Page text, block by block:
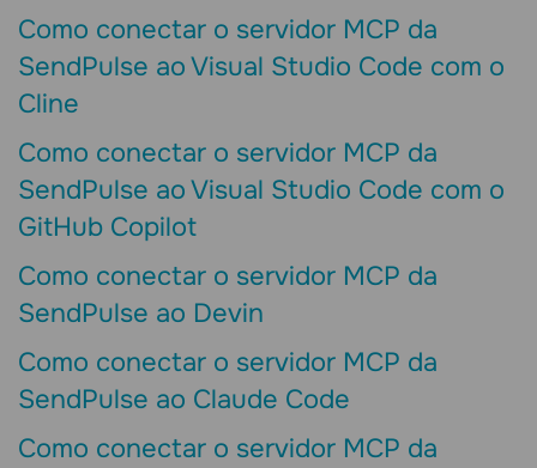
Como conectar o servidor MCP da
SendPulse ao Visual Studio Code com o
Cline
Como conectar o servidor MCP da
SendPulse ao Visual Studio Code com o
GitHub Copilot
Como conectar o servidor MCP da
SendPulse ao Devin
Como conectar o servidor MCP da
SendPulse ao Claude Code
Como conectar o servidor MCP da